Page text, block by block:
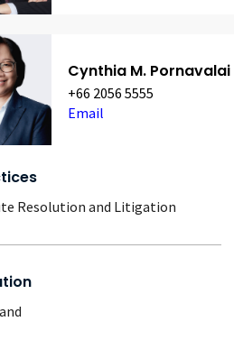
Cynthia M. Pornavalai
+66 2056 5555
Email
Resolution and Litigation